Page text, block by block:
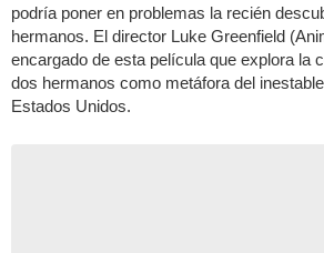
podría poner en problemas la recién
hermanos. El director Luke Greenfield
encargado de esta película que explora la
dos hermanos como metáfora del
Estados Unidos.